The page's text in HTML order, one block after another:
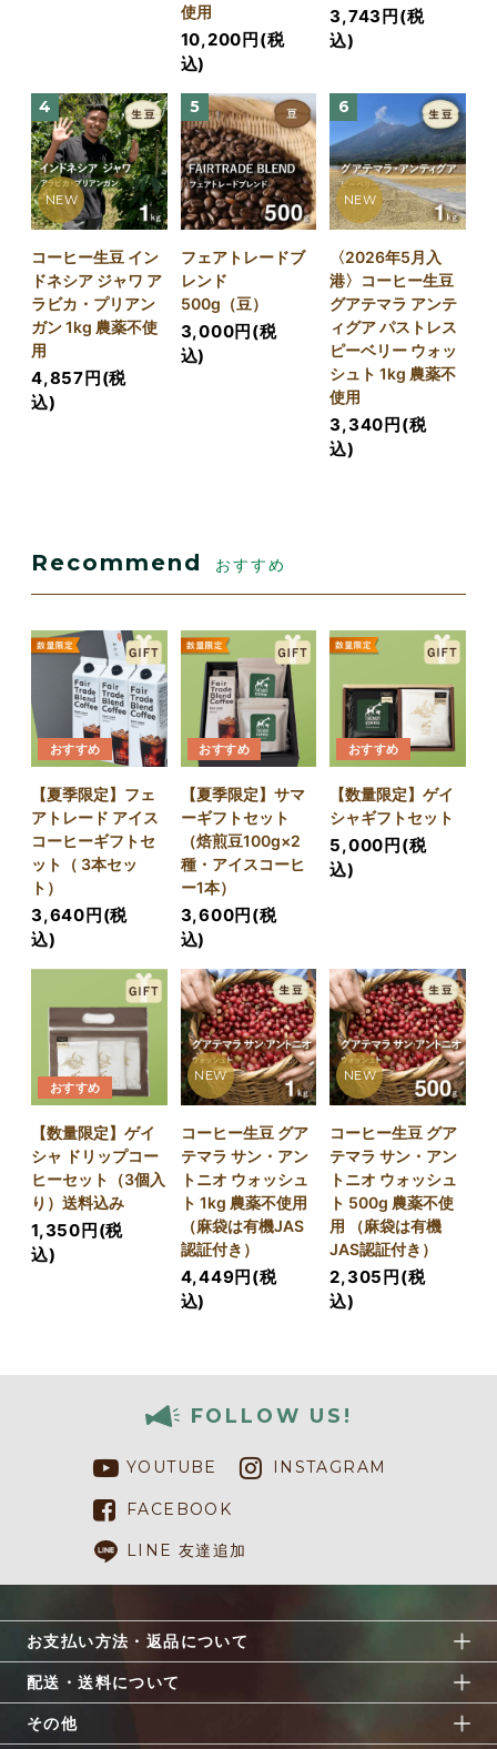
使用
10,200円(税
込)
3,743円(税
込)
4
NEW
コーヒー生豆 イン
ドネシア ジャワ ア
ラビカ・プリアン
ガン 1kg 農薬不使
用
4,857円(税
込)
5
フェアトレードブ
レンド
500g（豆）
3,000円(税
込)
6
NEW
〈2026年5月入
港〉コーヒー生豆
グアテマラ アンテ
ィグア パストレス
ピーベリー ウォッ
シュト 1kg 農薬不
使用
3,340円(税
込)
Recommend おすすめ
おすすめ
【夏季限定】フェ
アトレード アイス
コーヒーギフトセ
ット（ 3本セッ
ト）
3,640円(税
込)
おすすめ
【夏季限定】サマ
ーギフトセット
（焙煎豆100g×2
種・アイスコーヒ
ー1本）
3,600円(税
込)
おすすめ
【数量限定】ゲイ
シャギフトセット
5,000円(税
込)
おすすめ
【数量限定】ゲイ
シャ ドリップコー
ヒーセット（3個入
り）送料込み
1,350円(税
込)
NEW
コーヒー生豆 グア
テマラ サン・アン
トニオ ウォッシュ
ト 1kg 農薬不使用
（麻袋は有機JAS
認証付き）
4,449円(税
込)
NEW
コーヒー生豆 グア
テマラ サン・アン
トニオ ウォッシュ
ト 500g 農薬不使
用 （麻袋は有機
JAS認証付き）
2,305円(税
込)
FOLLOW US!
YOUTUBE INSTAGRAM
FACEBOOK
LINE 友達追加
お支払い方法・返品について
配送・送料について
その他